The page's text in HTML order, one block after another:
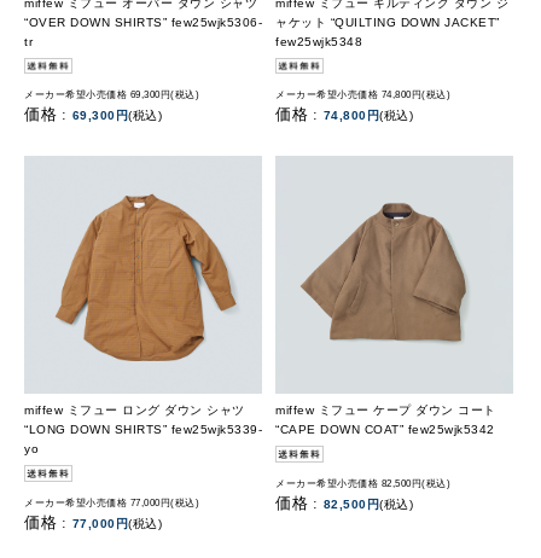
“OVER DOWN SHIRTS” few25wjk5306-
tr
メーカー希望小売価格 69,300円(税込)
価格 : 69,300円(税込)
ャケット “QUILTING DOWN JACKET”
few25wjk5348
メーカー希望小売価格 74,800円(税込)
価格 : 74,800円(税込)
miffew ミフュー ロング ダウン シャツ
“LONG DOWN SHIRTS” few25wjk5339-
yo
メーカー希望小売価格 77,000円(税込)
価格 : 77,000円(税込)
miffew ミフュー ケープ ダウン コート
“CAPE DOWN COAT” few25wjk5342
メーカー希望小売価格 82,500円(税込)
価格 : 82,500円(税込)